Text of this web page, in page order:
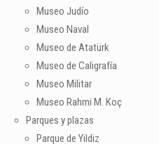
Museo Judío
Museo Naval
Museo de Atatürk
Museo de Caligrafía
Museo Militar
Museo Rahmi M. Koç
Parques y plazas
Parque de Yildiz